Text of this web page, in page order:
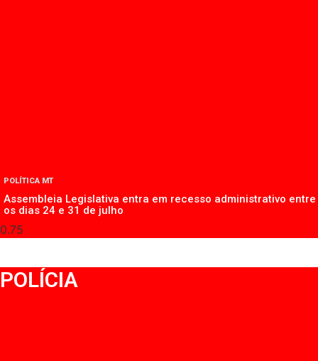
POLÍTICA MT
Assembleia Legislativa entra em recesso administrativo entre
os dias 24 e 31 de julho
POLÍCIA